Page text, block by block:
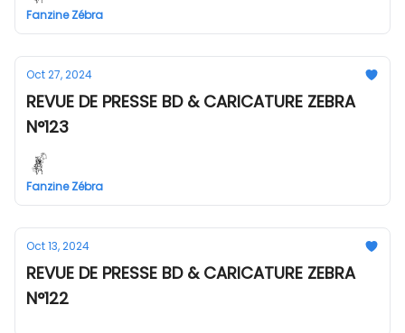
Fanzine Zébra
Oct 27, 2024
REVUE DE PRESSE BD & CARICATURE ZEBRA
N°123
Fanzine Zébra
Oct 13, 2024
REVUE DE PRESSE BD & CARICATURE ZEBRA
N°122